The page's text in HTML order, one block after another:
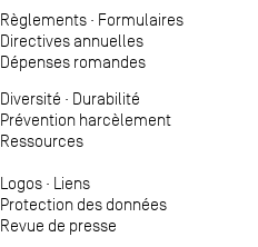
Règlements · Formulaires
Directives annuelles
Dépenses romandes
Diversité · Durabilité
Prévention harcèlement
Ressources
Logos · Liens
Protection des données
Revue de presse